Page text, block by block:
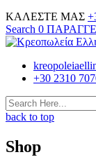
ΚΑΛΕΣΤΕ ΜΑΣ
Search 0
+30 2310
back to top
Shop